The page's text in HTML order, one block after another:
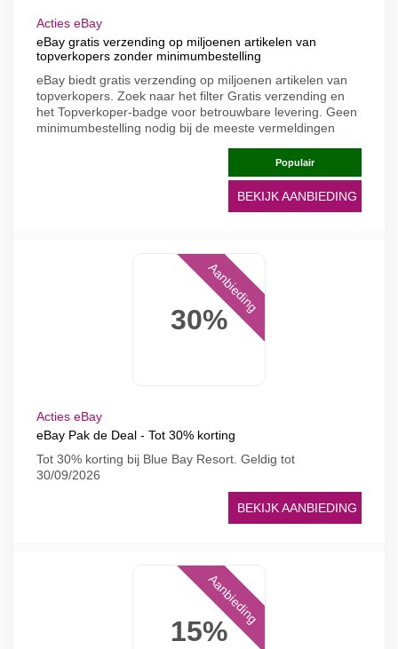
Acties eBay
eBay gratis verzending op miljoenen artikelen van
topverkopers zonder minimumbestelling
eBay biedt gratis verzending op miljoenen artikelen van
topverkopers. Zoek naar het filter Gratis verzending en
het Topverkoper-badge voor betrouwbare levering. Geen
minimumbestelling nodig bij de meeste vermeldingen
Populair
BEKIJK AANBIEDING
30%
Aanbieding
Acties eBay
eBay Pak de Deal - Tot 30% korting
Tot 30% korting bij Blue Bay Resort. Geldig tot
30/09/2026
BEKIJK AANBIEDING
15%
Aanbieding